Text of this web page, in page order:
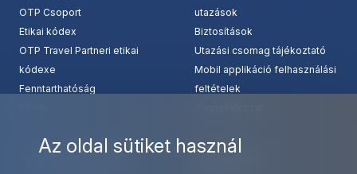
Az oldal sütiket használ
OTP Csoport
Etikai kódex
OTP Travel Partneri etikai
kódexe
Fenntarthatóság
utazások
Biztosítások
Utazási csomag tájékoztató
Mobil applikáció felhasználási
feltételek